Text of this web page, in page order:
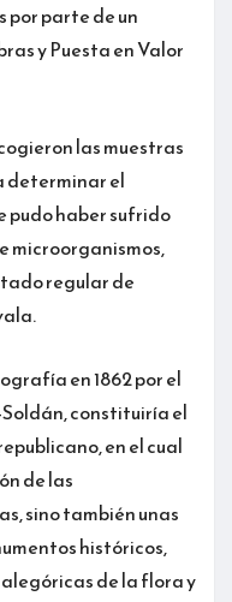
por parte de un
y Puesta en Valor
las muestras
determinar el
pudo haber sufrido
microorganismos,
regular de
en 1862 por el
constituiría el
en el cual
de las
sino también unas
históricos,
de la flora y